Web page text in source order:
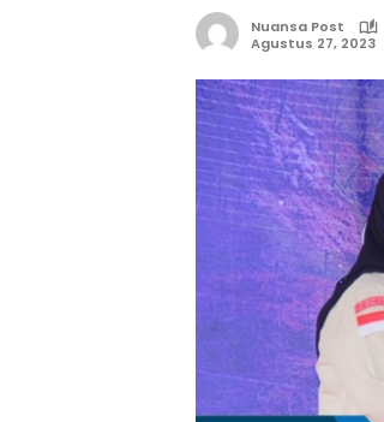
Nuansa Post
Agustus 27, 2023